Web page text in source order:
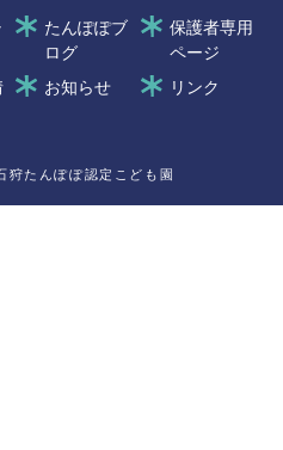
たんぽぽブ
ログ
保護者専用
ページ
お知らせ リンク
たんぽぽ認定こども園